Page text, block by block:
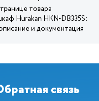
товара
Hurakan HKN-DB335S:
и документация
связь